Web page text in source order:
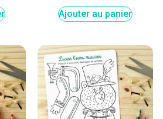
Ajouter au panier